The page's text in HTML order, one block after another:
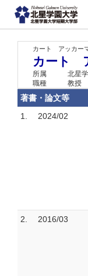
カート アッカー
カート
所属
北星
職種
教授
著書・論文等
1.
2024/02
2. 2016/03